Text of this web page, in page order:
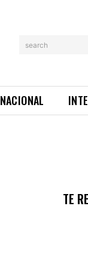
search
NACIONAL
TE